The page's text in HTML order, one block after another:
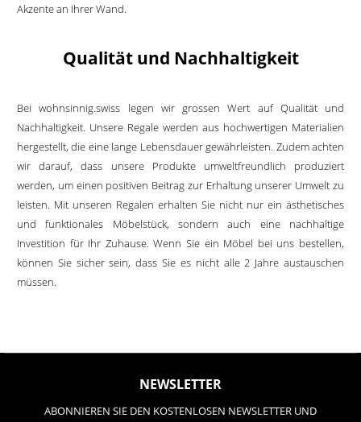
Akzente an Ihrer Wand.
Qualität und Nachhaltigkeit
Bei wohnsinnig.swiss legen wir grossen Wert auf Qualität und
Nachhaltigkeit. Unsere Regale werden aus hochwertigen Materialien
hergestellt, die eine lange Lebensdauer gewährleisten. Zudem achten
wir darauf, dass unsere Produkte umweltfreundlich produziert
werden, um einen positiven Beitrag zur Erhaltung unserer Umwelt zu
leisten. Mit unseren Regalen erhalten Sie nicht nur ein ästhetisches
und funktionales Möbelstück, sondern auch eine nachhaltige
Investition für Ihr Zuhause. Wenn Sie ein Möbel bei uns bestellen,
können Sie sicher sein, dass Sie es nicht alle 2 Jahre austauschen
müssen.
NEWSLETTER
ABONNIEREN SIE DEN KOSTENLOSEN NEWSLETTER UND